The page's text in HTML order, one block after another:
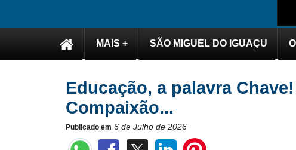
MAIS + SÃO MIGUEL DO IGUAÇU
Educação, a palavra
Compaixão...
Publicado em 6 de Julho de 2026